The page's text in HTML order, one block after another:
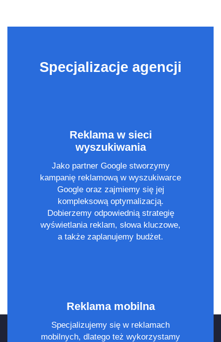
Specjalizacje agencji
Reklama w sieci
wyszukiwania
Jako partner Google stworzymy
kampanię reklamową w wyszukiwarce
Google oraz zajmiemy się jej
kompleksową optymalizacją.
Dobierzemy odpowiednią strategię
wyświetlania reklam, słowa kluczowe,
a także zaplanujemy budżet.
Reklama mobilna
Specjalizujemy się w reklamach
mobilnych, dlatego też wykorzystamy